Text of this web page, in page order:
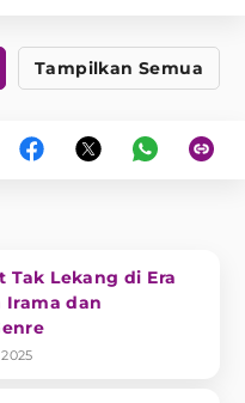
Tampilkan Semua
Tak Lekang di Era
Irama dan